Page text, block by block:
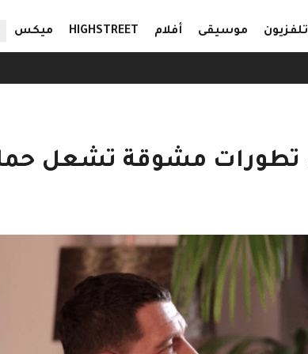
تلفزيون موسيقى أفلام HIGHSTREET ميكس